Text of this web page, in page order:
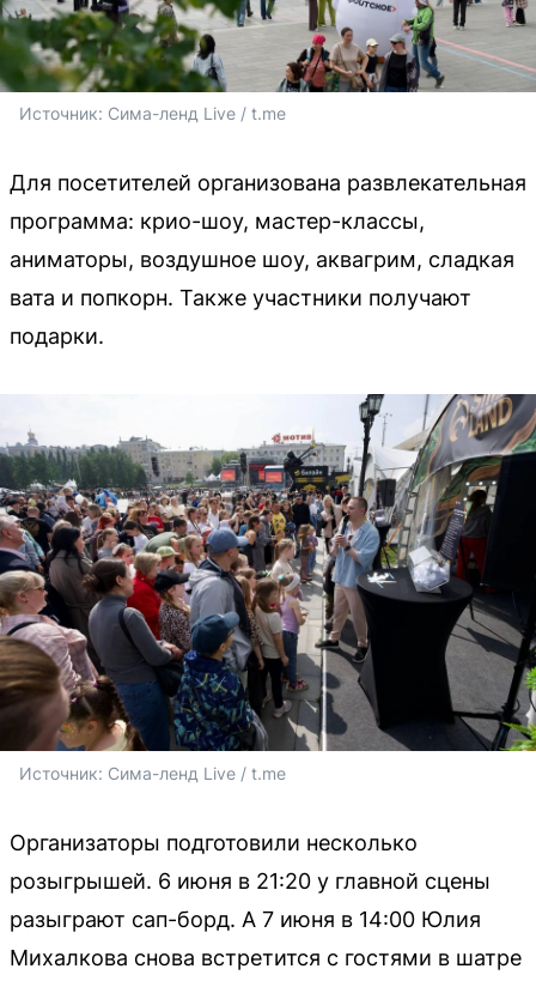
Источник: Сима-ленд Live / t.me
Для посетителей организована развлекательная
программа: крио-шоу, мастер-классы,
аниматоры, воздушное шоу, аквагрим, сладкая
вата и попкорн. Также участники получают
подарки.
Источник: Сима-ленд Live / t.me
Организаторы подготовили несколько
розыгрышей. 6 июня в 21:20 у главной сцены
разыграют сап-борд. А 7 июня в 14:00 Юлия
Михалкова снова встретится с гостями в шатре